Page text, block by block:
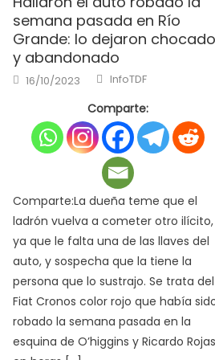
semana pasada en Río
Grande: lo dejaron chocado
y abandonado
Posted
on
16/10/2023 Author
InfoTDF
Comparte:
Comparte:La dueña teme que el
ladrón vuelva a cometer otro ilícito,
ya que le falta una de las llaves del
auto, y sospecha que la tiene la
persona que lo sustrajo. Se trata del
Fiat Cronos color rojo que había
robado la semana pasada en la
esquina de O’higgins y Ricardo Rojas